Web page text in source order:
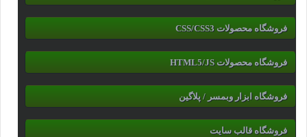
فروشگاه محصولات CSS/CSS3
فروشگاه محصولات HTML5/JS
فروشگاه ابزار وبمسر / پلاگین
فروشگاه قالب سایت